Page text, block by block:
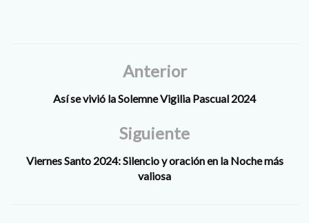
Anterior
Así se vivió la Solemne Vigilia Pascual 2024
Siguiente
Viernes Santo 2024: Silencio y oración en la Noche más
valiosa